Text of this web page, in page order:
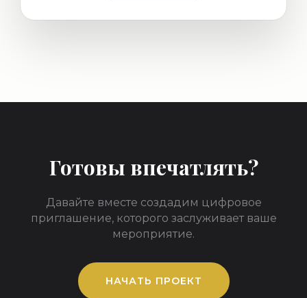
Готовы впечатлять?
Давайте вместе создадим цифровое
приглашение, которого заслуживает ваше
мероприятие.
НАЧАТЬ ПРОЕКТ